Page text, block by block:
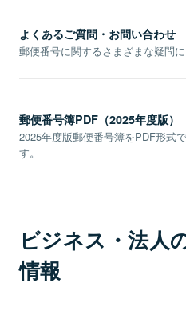
よくあるご質問・お問い合わせ
郵便番号に関するさまざまな疑問に
郵便番号簿PDF（2025年度版）
2025年度版郵便番号簿をPDF形式
す。
ビジネス・法人
情報